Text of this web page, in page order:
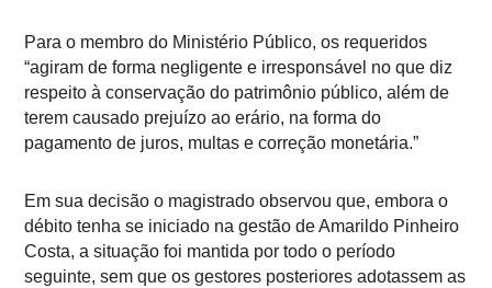
Para o membro do Ministério Público, os requeridos
“agiram de forma negligente e irresponsável no que diz
respeito à conservação do patrimônio público, além de
terem causado prejuízo ao erário, na forma do
pagamento de juros, multas e correção monetária.”
Em sua decisão o magistrado observou que, embora o
débito tenha se iniciado na gestão de Amarildo Pinheiro
Costa, a situação foi mantida por todo o período
seguinte, sem que os gestores posteriores adotassem as